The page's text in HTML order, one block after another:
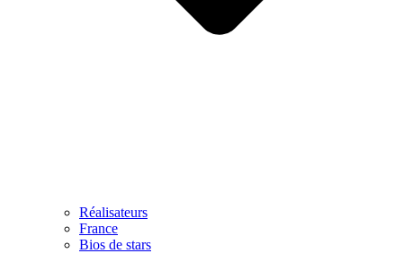
Réalisateurs
France
Bios de stars